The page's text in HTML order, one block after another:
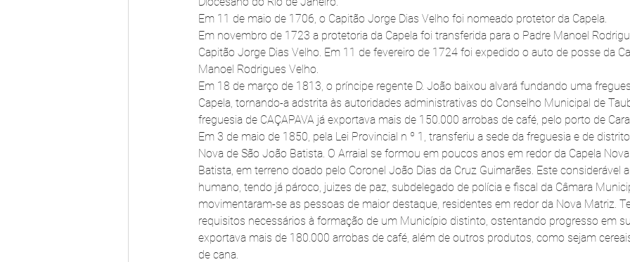
Em 11 de maio de 1706, o Capitão Jorge Dias Velho foi nomeado protetor da Capela.
Em novembro de 1723 a protetoria da Capela foi transferida para o Padre Manoel
Capitão Jorge Dias Velho. Em 11 de fevereiro de 1724 foi expedido o auto de posse da
Manoel Rodrigues Velho.
Em 18 de março de 1813, o príncipe regente D. João baixou alvará fundando uma
Capela, tornando-a adstrita às autoridades administrativas do Conselho Municipal de
freguesia de CAÇAPAVA já exportava mais de 150.000 arrobas de café, pelo porto de
Em 3 de maio de 1850, pela Lei Provincial n º 1, transferiu a sede da freguesia e de
Nova de São João Batista. O Arraial se formou em poucos anos em redor da Capela
Batista, em terreno doado pelo Coronel João Dias da Cruz Guimarães. Este considerável
humano, tendo já pároco, juizes de paz, subdelegado de polícia e fiscal da Câmara
movimentaram-se as pessoas de maior destaque, residentes em redor da Nova Matriz.
requisitos necessários à formação de um Município distinto, ostentando progresso em
exportava mais de 180.000 arrobas de café, além de outros produtos, como sejam
de cana.